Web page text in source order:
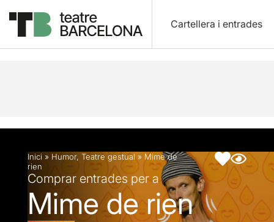
Cartellera i entrades
Descripció Fitxa artística Articles
Inici » Humor, Teatre gestual » Mime de
rien
Comprar entrades per a
Mime de rien